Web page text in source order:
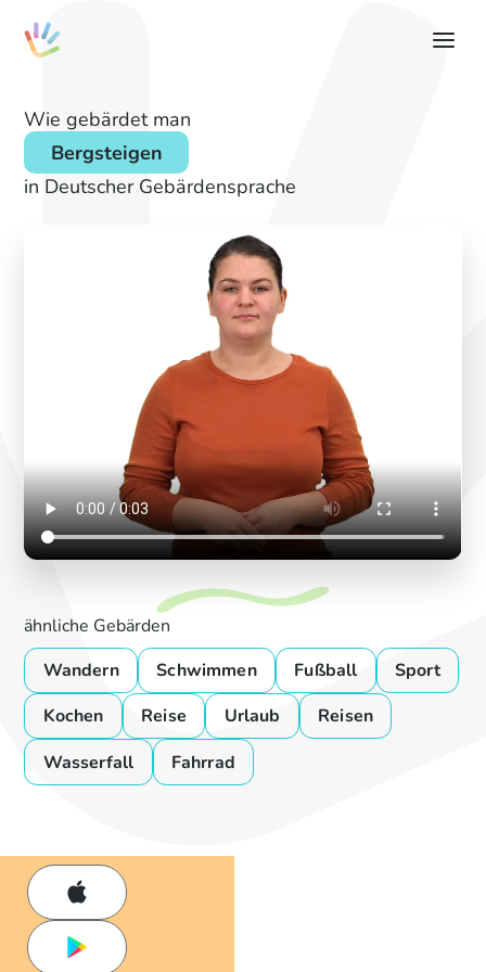
Wie gebärdet man
Bergsteigen
in Deutscher Gebärdensprache
ähnliche Gebärden
Wandern
Schwimmen Fußball
Sport
Kochen
Reise Urlaub
Reisen
Wasserfall
Fahrrad